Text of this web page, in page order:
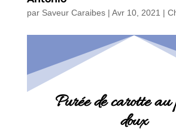
par Saveur Caraibes| Avr 10, 2021 |
Purée de carotte au
doux